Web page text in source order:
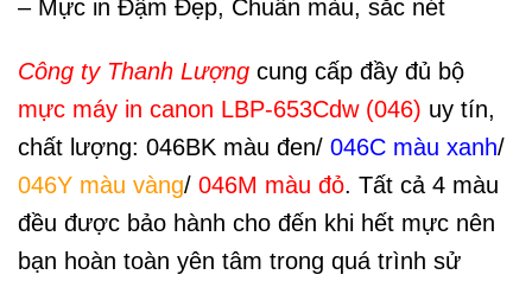
– Mực in Đậm Đẹp, Chuẩn màu, sắc nét
Công ty Thanh Lượng cung cấp đầy đủ bộ
mực máy in canon LBP-653Cdw (046) uy tín,
chất lượng: 046BK màu đen/ 046C màu xanh/
046Y màu vàng/ 046M màu đỏ. Tất cả 4 màu
đều được bảo hành cho đến khi hết mực nên
bạn hoàn toàn yên tâm trong quá trình sử